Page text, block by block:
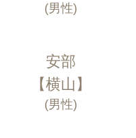
(男性)
安部
【横山】
(男性)